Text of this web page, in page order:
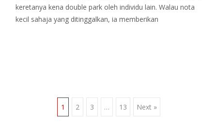
keretanya kena double park oleh individu lain. Walau nota
kecil sahaja yang ditinggalkan, ia memberikan
Posts
1 2 3 … 13 Next »